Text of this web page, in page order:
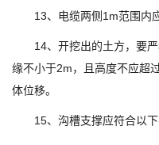
13、电缆两侧1m范围内应
14、开挖出的土方，要严
缘不小于2m，且高度不应超
体位移。
15、沟槽支撑应符合以下